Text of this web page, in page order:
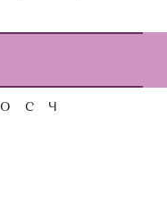
О С Ч